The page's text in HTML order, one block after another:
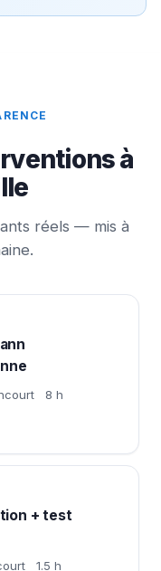
à
réels — mis à
8 h
+ test
1.5 h